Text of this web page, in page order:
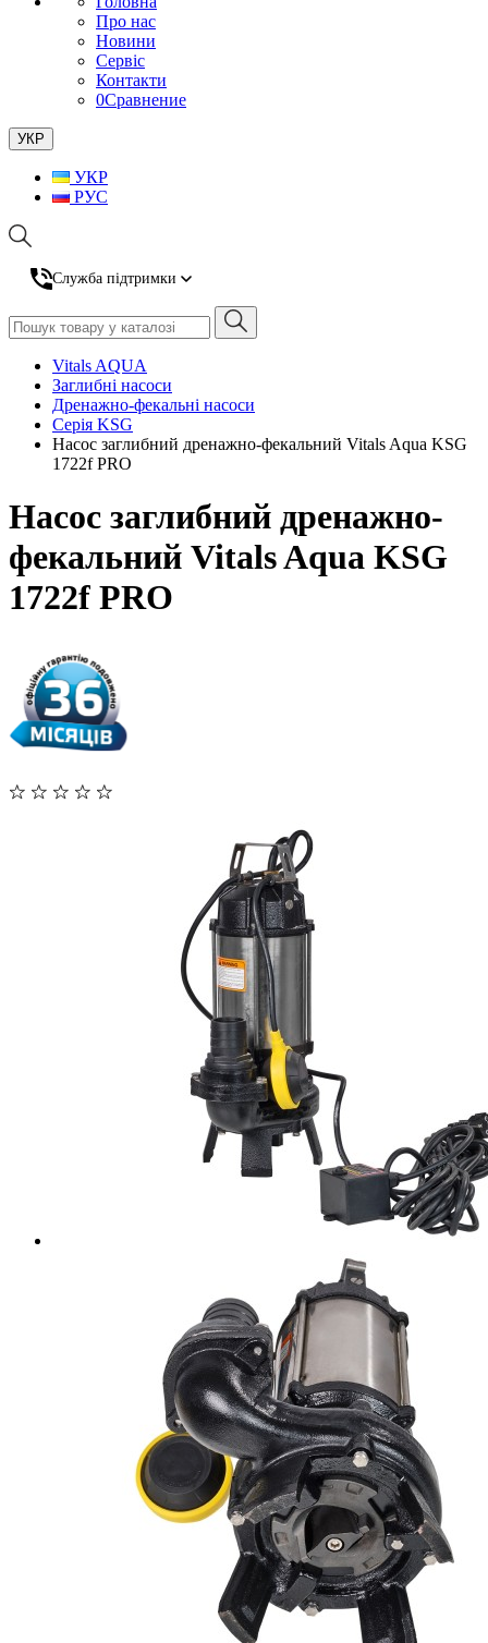
Про нас
Новини
Сервіс
Контакти
0Сравнение
УКР
УКР
РУС
Служба підтримки
Vitals AQUA
Заглибні насоси
Дренажно-фекальні насоси
Серія KSG
Насос заглибний дренажно-фекальний Vitals Aqua KSG
1722f PRO
Насос заглибний дренажно-
фекальний Vitals Aqua KSG
1722f PRO